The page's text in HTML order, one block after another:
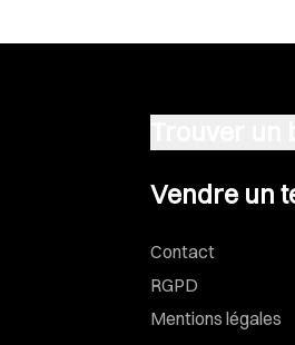
Vendre un
Contact
RGPD
Mentions légales